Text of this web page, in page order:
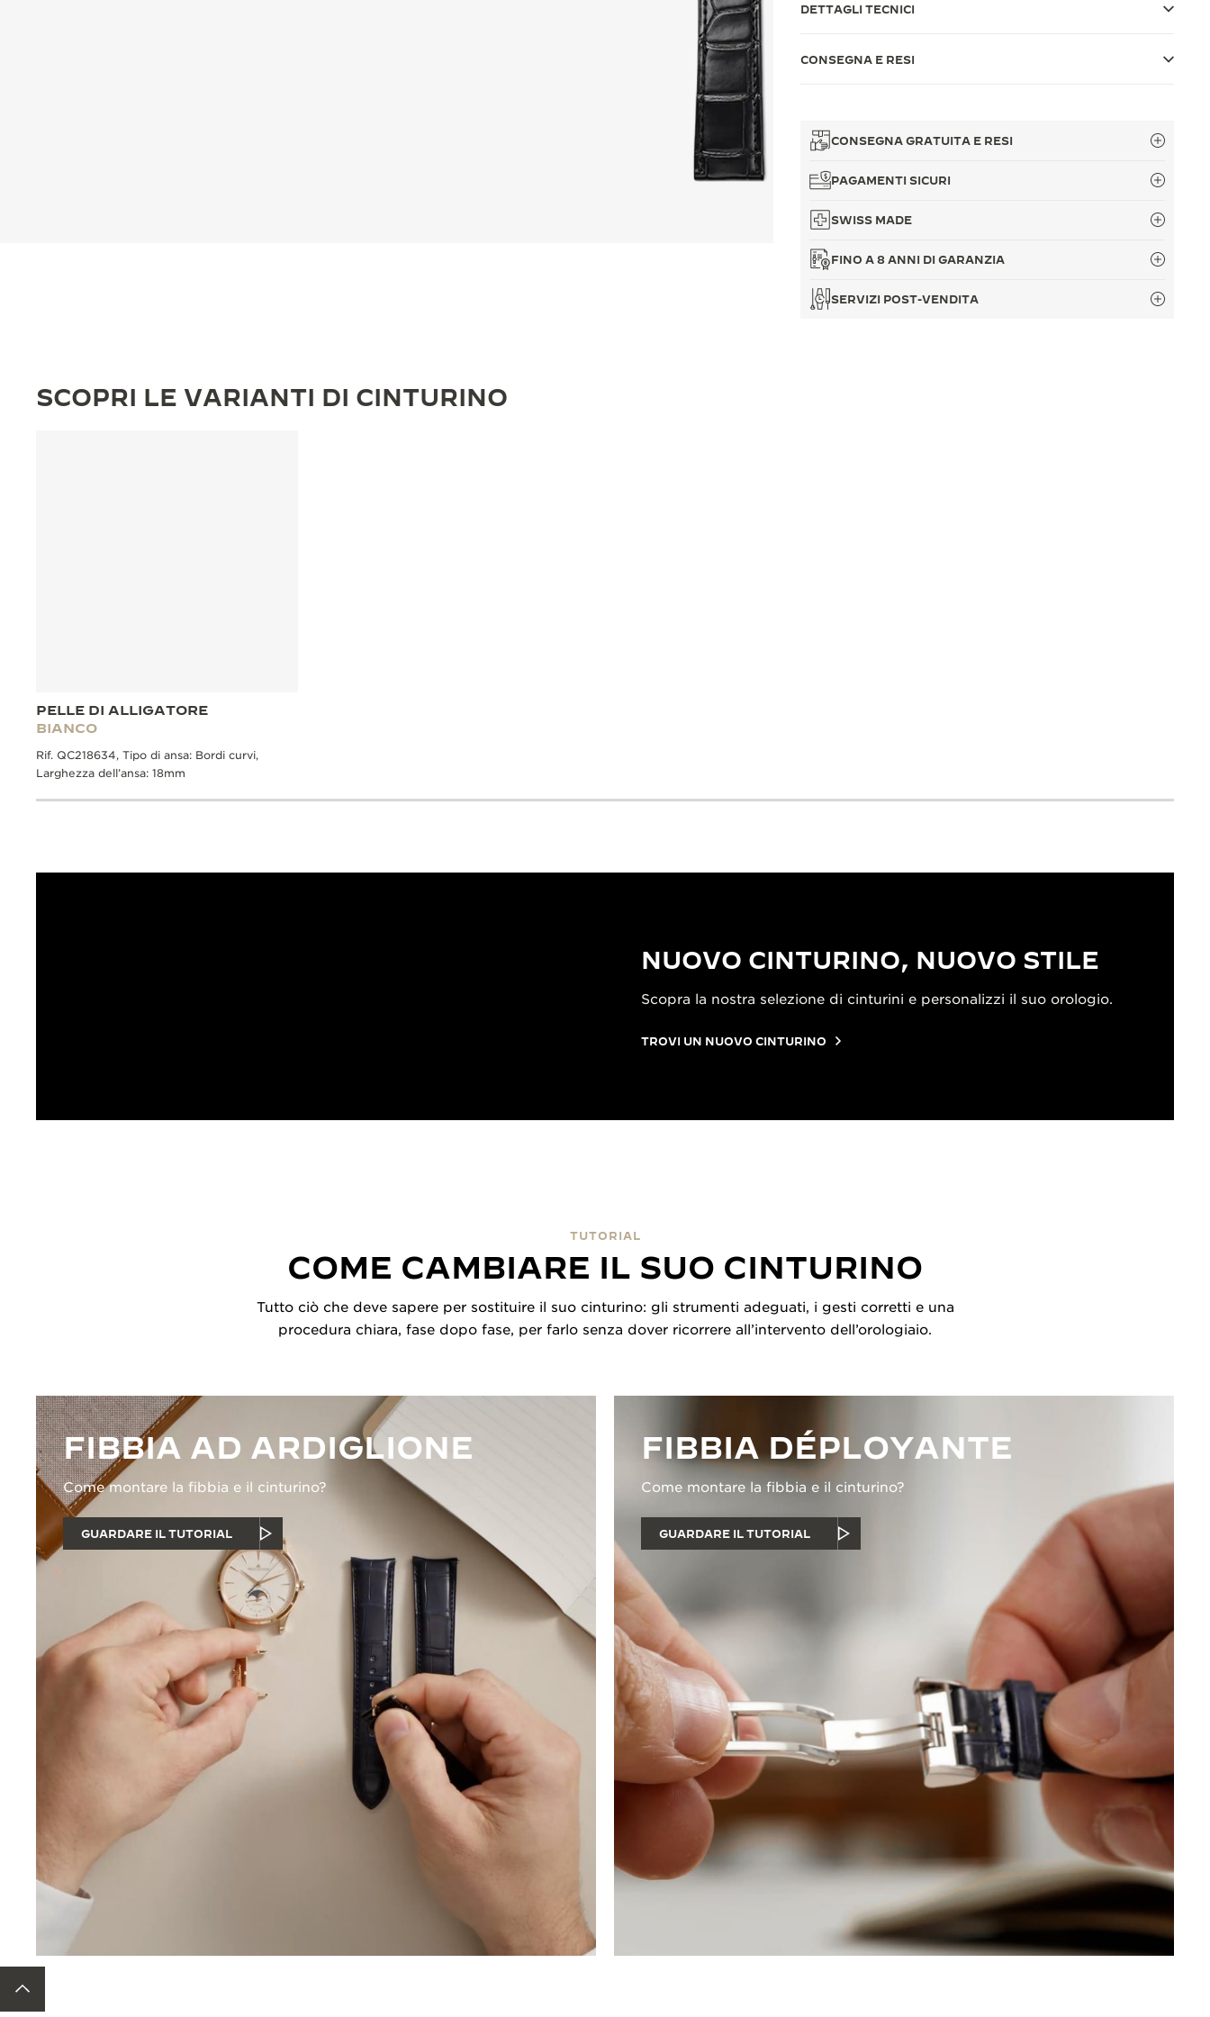
DETTAGLI TECNICI
CONSEGNA E RESI
CONSEGNA GRATUITA E RESI
PAGAMENTI SICURI
SWISS MADE
FINO A 8 ANNI DI GARANZIA
SERVIZI POST-VENDITA
SCOPRI LE VARIANTI DI CINTURINO
PELLE DI ALLIGATORE
BIANCO
Rif. QC218634, Tipo di ansa: Bordi curvi,
Larghezza dell’ansa: 18mm
NUOVO CINTURINO, NUOVO STILE
Scopra la nostra selezione di cinturini e personalizzi il suo orologio.
TROVI UN NUOVO CINTURINO
TUTORIAL
COME CAMBIARE IL SUO CINTURINO
Tutto ciò che deve sapere per sostituire il suo cinturino: gli strumenti adeguati, i gesti corretti e una
procedura chiara, fase dopo fase, per farlo senza dover ricorrere all’intervento dell’orologiaio.
FIBBIA AD ARDIGLIONE
Come montare la fibbia e il cinturino?
GUARDARE IL TUTORIAL
FIBBIA DÉPLOYANTE
Come montare la fibbia e il cinturino?
GUARDARE IL TUTORIAL